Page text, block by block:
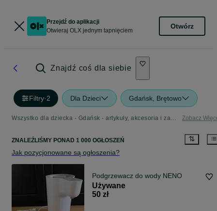
Przejdź do aplikacji
Otwieraj OLX jednym tapnięciem
Otwórz
Znajdź coś dla siebie
Filtry·2 Dla Dzieci Gdańsk, Brętowo
Wszystko dla dziecka - Gdańsk - artykuły, akcesoria i zabawki dla dzieci w Twojej okolicy Zobacz
ZNALEŹLIŚMY PONAD 1 000 OGŁOSZEŃ
Jak pozycjonowane są ogłoszenia?
Podgrzewacz do wody NENO
Używane
50 zł